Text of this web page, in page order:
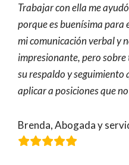
Trabajar con ella me
porque es buenísima para
mi comunicación verbal y
impresionante, pero sobre
su respaldo y seguimiento
aplicar a posiciones que
Brenda, Abogada y